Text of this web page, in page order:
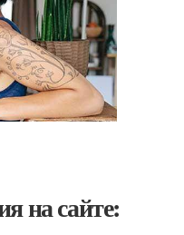
на сайте: